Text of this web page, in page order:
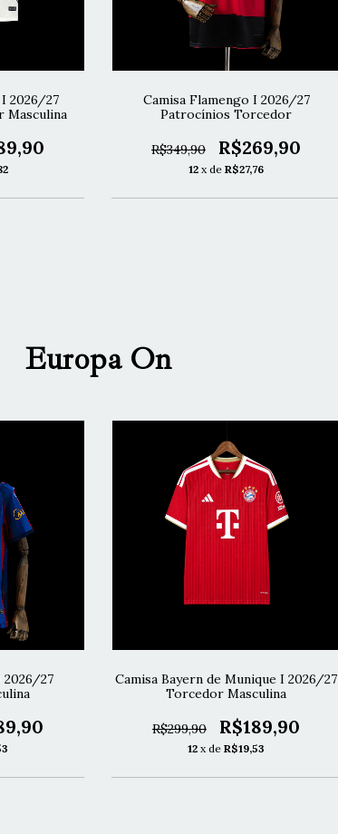
2026/27
Masculina
Camisa Flamengo I 2026/27
Patrocínios Torcedor
R$349,90 R$269,90
12 x de R$27,76
Europa On
2026/27
Camisa Bayern de Munique I 2026/27
Torcedor Masculina
R$299,90 R$189,90
12 x de R$19,53